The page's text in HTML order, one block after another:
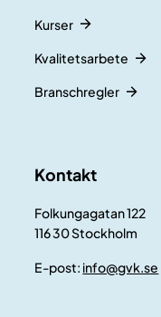
Kurser
Kvalitetsarbete
Branschregler
Kontakt
Folkungagatan 122
116 30 Stockholm
E-post: info@gvk.se